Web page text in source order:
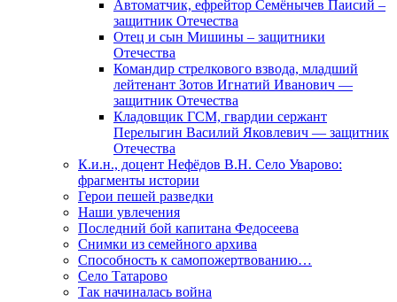
Автоматчик, ефрейтор Семёнычев Паисий –
защитник Отечества
Отец и сын Мишины – защитники
Отечества
Командир стрелкового взвода, младший
лейтенант Зотов Игнатий Иванович —
защитник Отечества
Кладовщик ГСМ, гвардии сержант
Перелыгин Василий Яковлевич — защитник
Отечества
К.и.н., доцент Нефёдов В.Н. Село Уварово:
фрагменты истории
Герои пешей разведки
Наши увлечения
Последний бой капитана Федосеева
Снимки из семейного архива
Способность к самопожертвованию…
Село Татарово
Так начиналась война